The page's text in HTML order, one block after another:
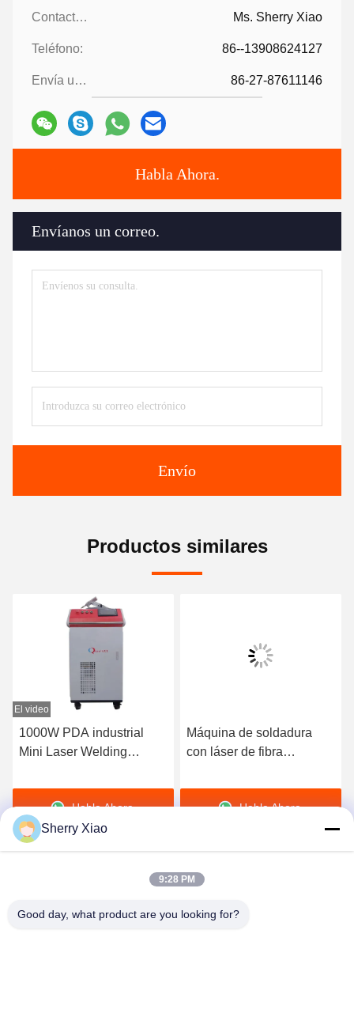
Contactos: Ms. Sherry Xiao
Teléfono: 86--13908624127
Envía un fax.: 86-27-87611146
Habla Ahora.
Envíanos un correo.
Envío
Productos similares
El video
1000W PDA industrial
Mini Laser Welding
el cobre en venta caliente
Habla Ahora.
Máquina de soldadura
con láser de fibra
800w La combinación
perfecta de eficiencia
Habla Ahora.
Wuhan Questt ASIA Technology Co., Ltd.
Sherry Xiao
9:28 PM
Good day, what product are you looking for?